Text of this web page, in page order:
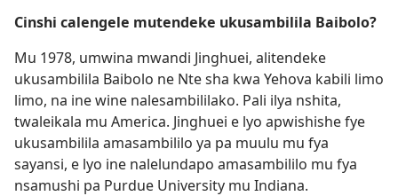
Cinshi calengele mutendeke ukusambilila Baibolo?
Mu 1978, umwina mwandi Jinghuei, alitendeke
ukusambilila Baibolo ne Nte sha kwa Yehova kabili limo
limo, na ine wine nalesambililako. Pali ilya nshita,
twaleikala mu America. Jinghuei e lyo apwishishe fye
ukusambilila amasambililo ya pa muulu mu fya
sayansi, e lyo ine nalelundapo amasambililo mu fya
nsamushi pa Purdue University mu Indiana.